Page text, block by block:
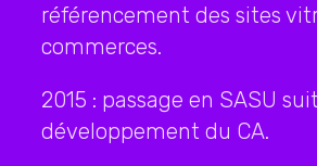
référencement des sites
commerces.
2015 : passage en SASU
développement du CA.